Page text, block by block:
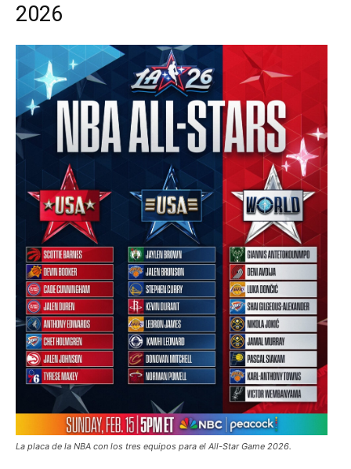
2026
La placa de la NBA con los tres equipos para el All-Star Game 2026.